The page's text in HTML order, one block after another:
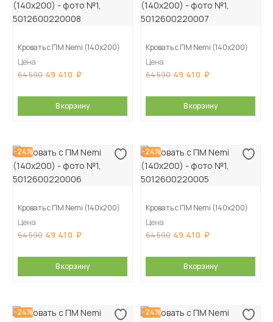
Кровать с ПМ Nemi (140х200)
Цена
64 590 49 410
В корзину
Кровать с ПМ Nemi (140х200)
Цена
64 590 49 410
В корзину
-24%
Кровать с ПМ Nemi (140х200)
Цена
64 590 49 410
В корзину
-24%
Кровать с ПМ Nemi (140х200)
Цена
64 590 49 410
В корзину
-24% -24%